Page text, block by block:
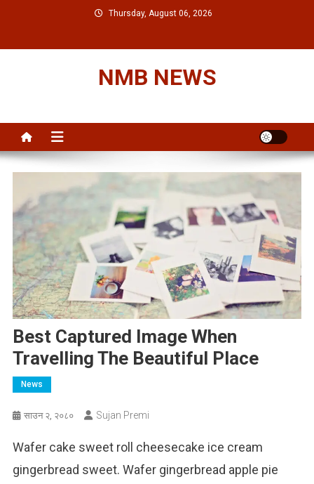
Thursday, August 06, 2026
NMB NEWS
Best Captured Image When
Travelling The Beautiful Place
News
साउन २, २०८० Sujan Premi
Wafer cake sweet roll cheesecake ice cream
gingerbread sweet. Wafer gingerbread apple pie